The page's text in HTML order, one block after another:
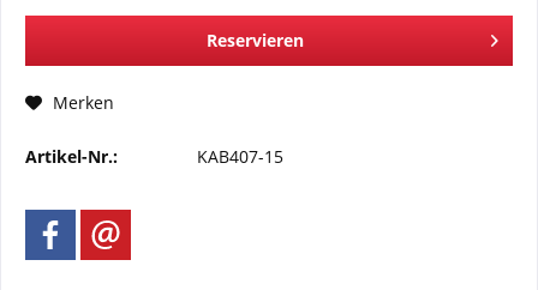
Reservieren
Merken
Artikel-Nr.: KAB407-15